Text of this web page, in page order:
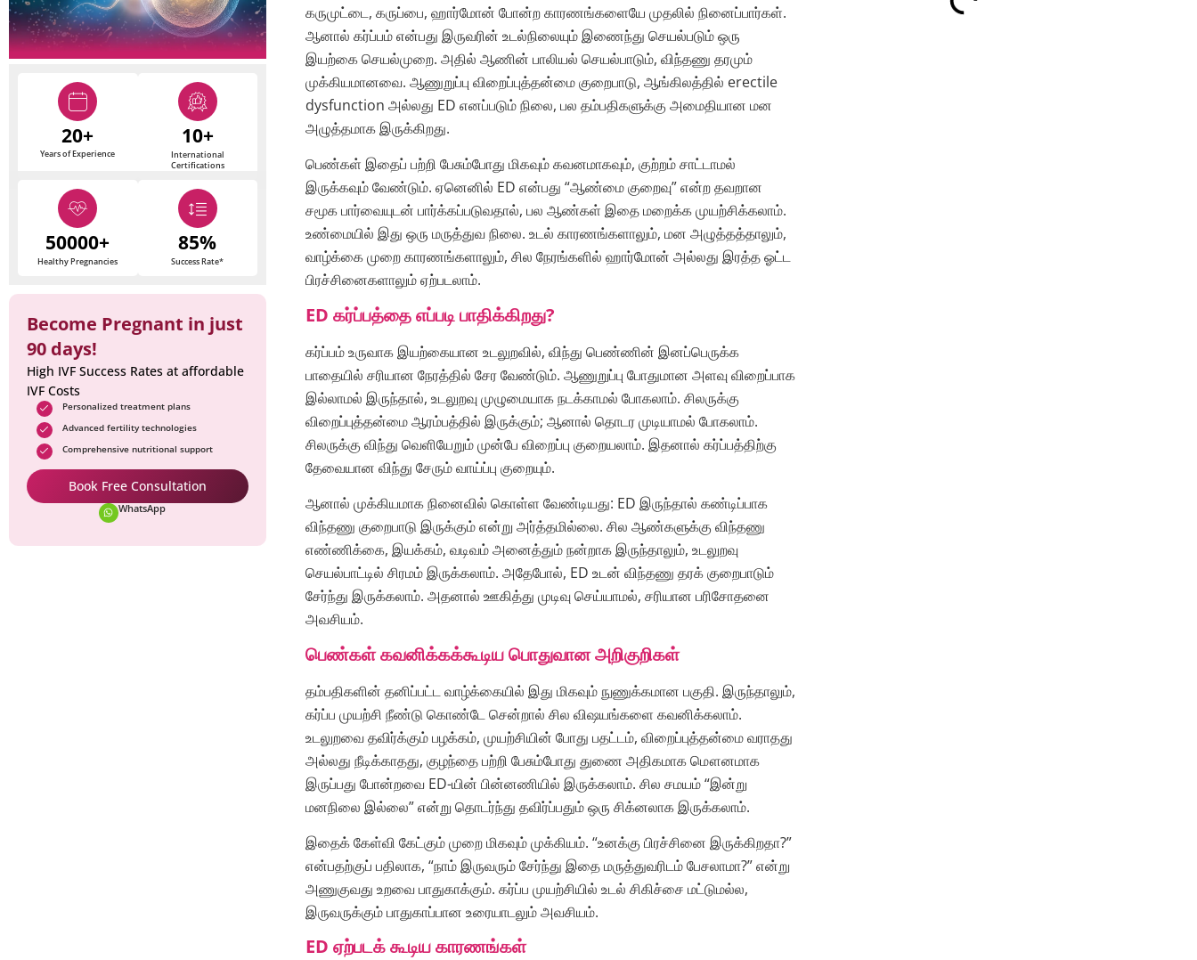
20+
Years of Experience
10+
International
Certifications
50000+
Healthy Pregnancies
85%
Success Rate*
Become Pregnant in just
90 days!
High IVF Success Rates at affordable
IVF Costs
Personalized treatment plans
Advanced fertility technologies
Comprehensive nutritional support
Book Free Consultation
WhatsApp
கருமுட்டை, கருப்பை, ஹார்மோன் போன்ற காரணங்களையே முதலில் நினைப்பார்கள்.
ஆனால் கர்ப்பம் என்பது இருவரின் உடல்நிலையும் இணைந்து செயல்படும் ஒரு
இயற்கை செயல்முறை. அதில் ஆணின் பாலியல் செயல்பாடும், விந்தணு தரமும்
முக்கியமானவை. ஆணுறுப்பு விறைப்புத்தன்மை குறைபாடு, ஆங்கிலத்தில் erectile
dysfunction அல்லது ED எனப்படும் நிலை, பல தம்பதிகளுக்கு அமைதியான மன
அழுத்தமாக இருக்கிறது.
பெண்கள் இதைப் பற்றி பேசும்போது மிகவும் கவனமாகவும், குற்றம் சாட்டாமல்
இருக்கவும் வேண்டும். ஏனெனில் ED என்பது “ஆண்மை குறைவு” என்ற தவறான
சமூக பார்வையுடன் பார்க்கப்படுவதால், பல ஆண்கள் இதை மறைக்க முயற்சிக்கலாம்.
உண்மையில் இது ஒரு மருத்துவ நிலை. உடல் காரணங்களாலும், மன அழுத்தத்தாலும்,
வாழ்க்கை முறை காரணங்களாலும், சில நேரங்களில் ஹார்மோன் அல்லது இரத்த ஓட்ட
பிரச்சினைகளாலும் ஏற்படலாம்.
ED கர்ப்பத்தை எப்படி பாதிக்கிறது?
கர்ப்பம் உருவாக இயற்கையான உடலுறவில், விந்து பெண்ணின் இனப்பெருக்க
பாதையில் சரியான நேரத்தில் சேர வேண்டும். ஆணுறுப்பு போதுமான அளவு விறைப்பாக
இல்லாமல் இருந்தால், உடலுறவு முழுமையாக நடக்காமல் போகலாம். சிலருக்கு
விறைப்புத்தன்மை ஆரம்பத்தில் இருக்கும்; ஆனால் தொடர முடியாமல் போகலாம்.
சிலருக்கு விந்து வெளியேறும் முன்பே விறைப்பு குறையலாம். இதனால் கர்ப்பத்திற்கு
தேவையான விந்து சேரும் வாய்ப்பு குறையும்.
ஆனால் முக்கியமாக நினைவில் கொள்ள வேண்டியது: ED இருந்தால் கண்டிப்பாக
விந்தணு குறைபாடு இருக்கும் என்று அர்த்தமில்லை. சில ஆண்களுக்கு விந்தணு
எண்ணிக்கை, இயக்கம், வடிவம் அனைத்தும் நன்றாக இருந்தாலும், உடலுறவு
செயல்பாட்டில் சிரமம் இருக்கலாம். அதேபோல், ED உடன் விந்தணு தரக் குறைபாடும்
சேர்ந்து இருக்கலாம். அதனால் ஊகித்து முடிவு செய்யாமல், சரியான பரிசோதனை
அவசியம்.
பெண்கள் கவனிக்கக்கூடிய பொதுவான அறிகுறிகள்
தம்பதிகளின் தனிப்பட்ட வாழ்க்கையில் இது மிகவும் நுணுக்கமான பகுதி. இருந்தாலும்,
கர்ப்ப முயற்சி நீண்டு கொண்டே சென்றால் சில விஷயங்களை கவனிக்கலாம்.
உடலுறவை தவிர்க்கும் பழக்கம், முயற்சியின் போது பதட்டம், விறைப்புத்தன்மை வராதது
அல்லது நீடிக்காதது, குழந்தை பற்றி பேசும்போது துணை அதிகமாக மௌனமாக
இருப்பது போன்றவை ED-யின் பின்னணியில் இருக்கலாம். சில சமயம் “இன்று
மனநிலை இல்லை” என்று தொடர்ந்து தவிர்ப்பதும் ஒரு சிக்னலாக இருக்கலாம்.
இதைக் கேள்வி கேட்கும் முறை மிகவும் முக்கியம். “உனக்கு பிரச்சினை இருக்கிறதா?”
என்பதற்குப் பதிலாக, “நாம் இருவரும் சேர்ந்து இதை மருத்துவரிடம் பேசலாமா?” என்று
அணுகுவது உறவை பாதுகாக்கும். கர்ப்ப முயற்சியில் உடல் சிகிச்சை மட்டுமல்ல,
இருவருக்கும் பாதுகாப்பான உரையாடலும் அவசியம்.
ED ஏற்படக் கூடிய காரணங்கள்